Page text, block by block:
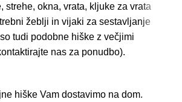
strehe, okna, vrata, kljuke za vrata
žeblji in vijaki za sestavljanje
tudi podobne hiške z večjimi
nas za ponudbo).
hiške Vam dostavimo na dom.